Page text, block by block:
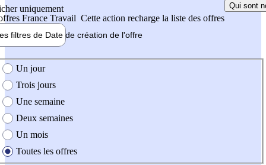
uniquement
France Travail Cette action recharge la liste des offres
Qui sont
filtres de Date de création de l'offre
création de l'offre
Un jour
Trois jours
Une semaine
Deux semaines
Un mois
Toutes les offres